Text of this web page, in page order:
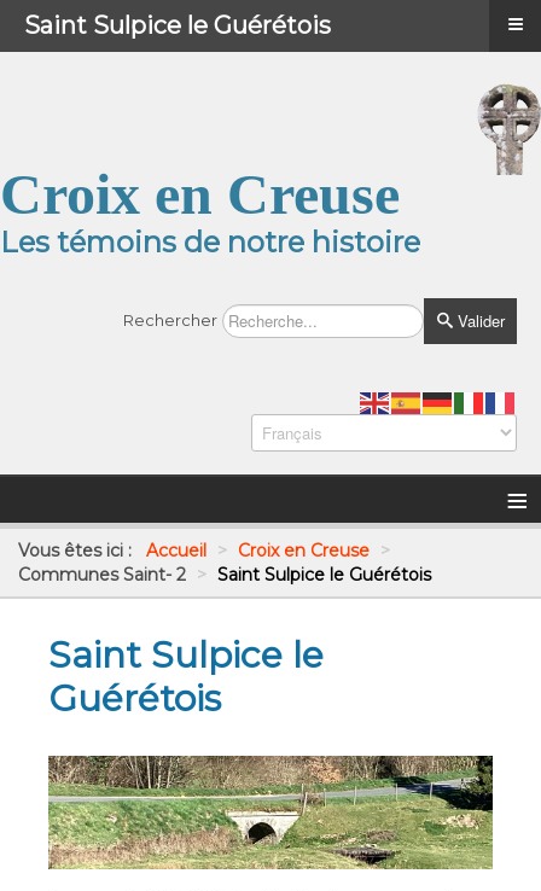
Croix en Creuse
Les témoins de notre histoire
Rechercher Valider
≡
Vous êtes ici : Accueil > Croix en Creuse >
Communes Saint- 2 > Saint Sulpice le Guérétois
Saint Sulpice le
Guérétois
Menu ≡
Saint Sulpice le Guérétois ≡